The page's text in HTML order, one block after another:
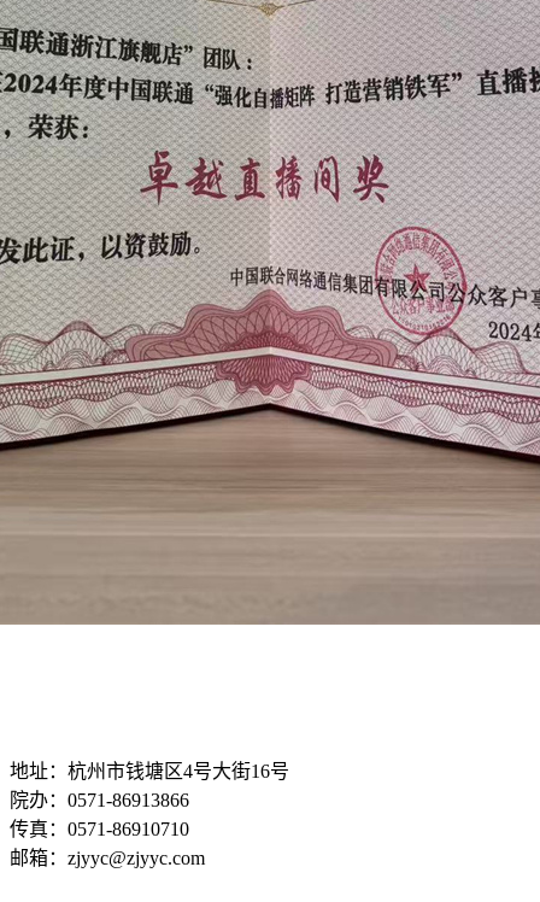
地址：杭州市钱塘区4号大街16号
院办：0571-86913866
传真：0571-86910710
邮箱：zjyyc@zjyyc.com